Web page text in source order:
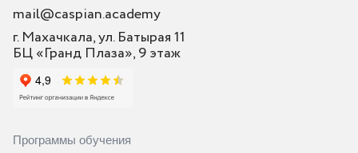
mail@caspian.academy
г. Махачкала, ул. Батырая 11
БЦ «Гранд Плаза», 9 этаж
Программы обучения